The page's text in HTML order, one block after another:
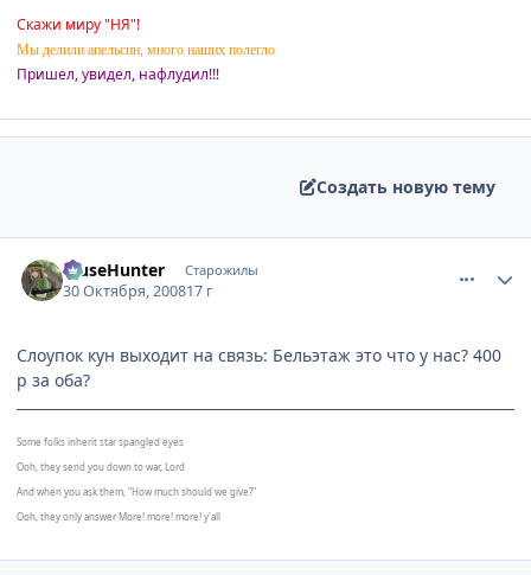
Скажи миру "НЯ"!
Мы делили апельсин, много наших полегло
Пришел, увидел, нафлудил!!!
Создать новую тему
MuseHunter Старожилы
30 Октября, 200817 г
Слоупок кун выходит на связь: Бельэтаж это что у нас? 400
р за оба?
Some folks inherit star spangled eyes
Ooh, they send you down to war, Lord
And when you ask them, "How much should we give?"
Ooh, they only answer More! more! more! y'all